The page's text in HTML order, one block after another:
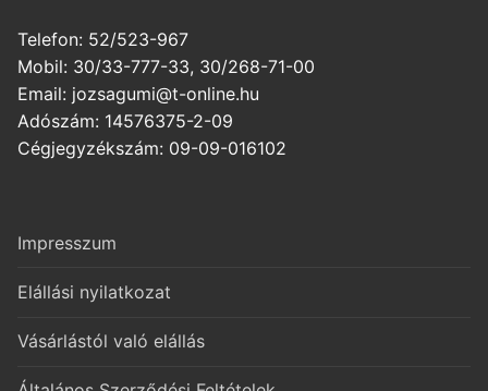
Telefon: 52/523-967
Mobil: 30/33-777-33, 30/268-71-00
Email: jozsagumi@t-online.hu
Adószám: 14576375-2-09
Cégjegyzékszám: 09-09-016102
Impresszum
Elállási nyilatkozat
Vásárlástól való elállás